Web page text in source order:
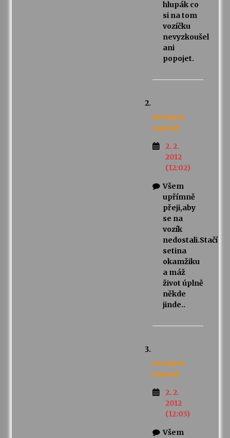
hlupák co
si na tom
vozíčku
nevyzkoušel
ani
popojet.
Anonym
napsal:
2. 2.
2012
(12:02)
Všem
upřímně
přeji,aby
se na
vozík
nedostali.Stačí
setina
okamžiku
a máž
život úplně
někde
jinde..
Anonym
napsal:
2. 2.
2012
(12:03)
Všem